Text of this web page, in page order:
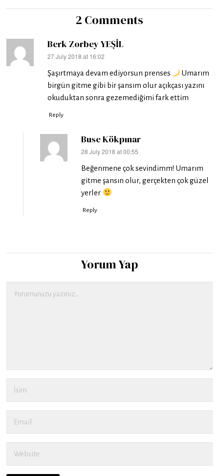
2 Comments
Berk Zorbey YEŞİL
says:
27 July 2018 at 16:02
Şaşırtmaya devam ediyorsun prenses
Umarım
birgün gitme gibi bir şansım olur açıkçası yazını
okuduktan sonra gezemediğimi fark ettim
Reply
Buse Kökpınar
says:
28 July 2018 at 00:55
Beğenmene çok sevindimm! Umarım
gitme şansın olur, gerçekten çok güzel
yerler
Reply
Yorum Yap